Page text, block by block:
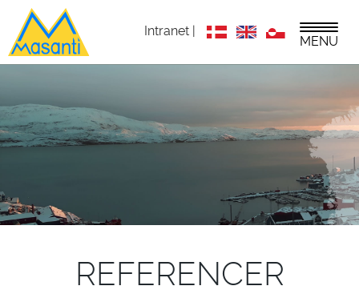
Intranet |
REFERENCER
MENU